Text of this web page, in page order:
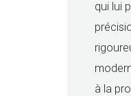
qui lui
à la